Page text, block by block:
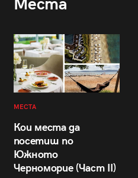
Места
МЕСТА
Кои места да
посетиш по
Южното
Черноморие (Част II)